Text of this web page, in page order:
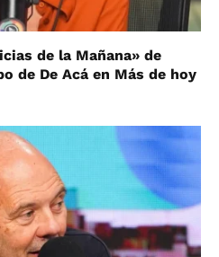
de la Mañana» de
de De Acá en Más de hoy